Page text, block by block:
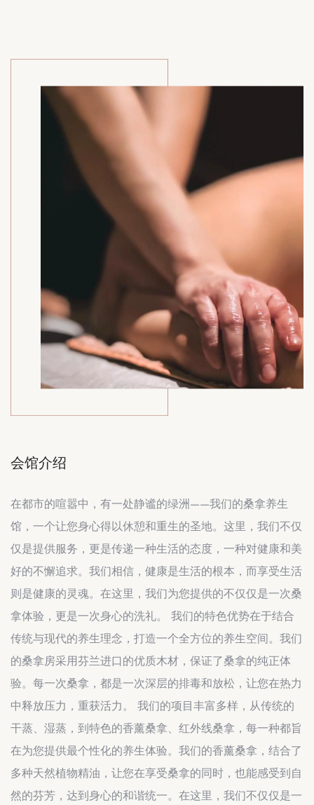
会馆介绍
在都市的喧嚣中，有一处静谧的绿洲——我们的桑拿养生
馆，一个让您身心得以休憩和重生的圣地。这里，我们不仅
仅是提供服务，更是传递一种生活的态度，一种对健康和美
好的不懈追求。我们相信，健康是生活的根本，而享受生活
则是健康的灵魂。在这里，我们为您提供的不仅仅是一次桑
拿体验，更是一次身心的洗礼。 我们的特色优势在于结合
传统与现代的养生理念，打造一个全方位的养生空间。我们
的桑拿房采用芬兰进口的优质木材，保证了桑拿的纯正体
验。每一次桑拿，都是一次深层的排毒和放松，让您在热力
中释放压力，重获活力。 我们的项目丰富多样，从传统的
干蒸、湿蒸，到特色的香薰桑拿、红外线桑拿，每一种都旨
在为您提供最个性化的养生体验。我们的香薰桑拿，结合了
多种天然植物精油，让您在享受桑拿的同时，也能感受到自
然的芬芳，达到身心的和谐统一。在这里，我们不仅仅是一